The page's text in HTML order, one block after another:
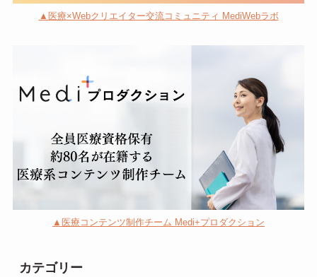
▲医療×Webクリエイター交流コミュニティ MediWebラボ
▲医療コンテンツ制作チーム Medi+プロダクション
カテゴリー